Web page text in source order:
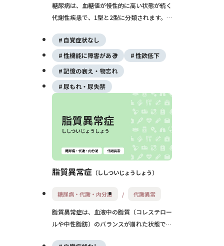
糖尿病は、血糖値が慢性的に高い状態が続く
代謝性疾患で、1型と2型に分類されます。
合併症（網膜症、腎症、神経障害など）を引
き起こします。食事・運動・薬物療法による
血糖管理が予後改善の鍵です。
自覚症状なし
性機能に障害がある
性欲低下
記憶の衰え・物忘れ
尿もれ・尿失禁
脂質異常症 ししついじょうしょう
糖尿病・代謝・内分泌 代謝異常
脂質異常症は、血液中の脂質（コレステロー
ルや中性脂肪）のバランスが崩れた状態で、